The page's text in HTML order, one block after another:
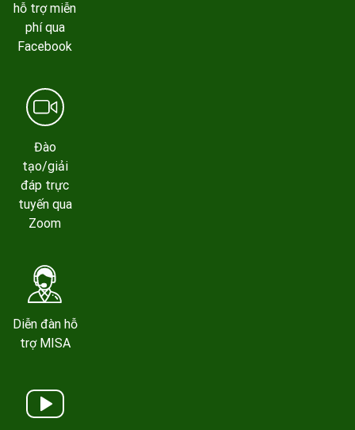
hỗ trợ miễn
phí qua
Facebook
Đào
tạo/giải
đáp trực
tuyến qua
Zoom
Diễn đàn hỗ
trợ MISA